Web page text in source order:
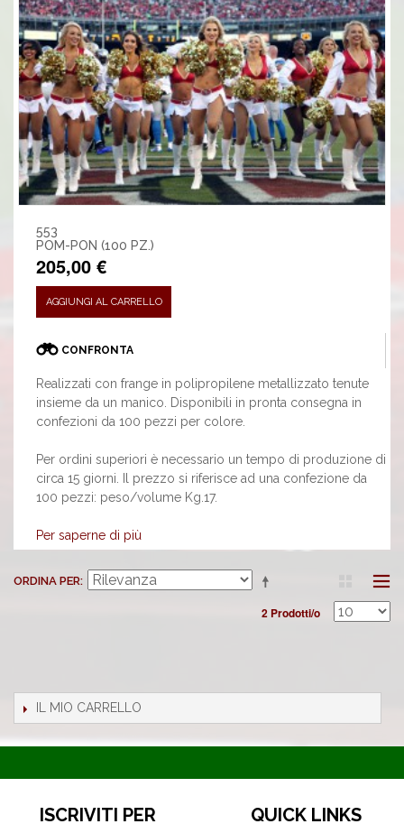
553
POM-PON (100 PZ.)
205,00 €
AGGIUNGI AL CARRELLO
CONFRONTA
Realizzati con frange in polipropilene metallizzato tenute
insieme da un manico. Disponibili in pronta consegna in
confezioni da 100 pezzi per colore.
Per ordini superiori è necessario un tempo di produzione di
circa 15 giorni. Il prezzo si riferisce ad una confezione da
100 pezzi: peso/volume Kg.17.
Per saperne di più
ORDINA PER
2 Prodotti/o
IL MIO CARRELLO
ISCRIVITI PER QUICK LINKS